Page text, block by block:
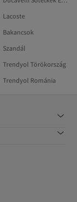
Lacoste
Bakancsok
Szandál
Trendyol Törökország
Trendyol Románia